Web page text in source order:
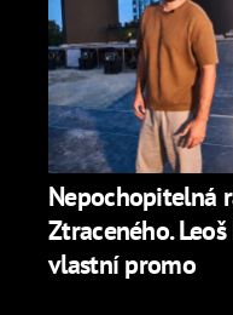
Nepochopitelná
Ztraceného.
vlastní promo